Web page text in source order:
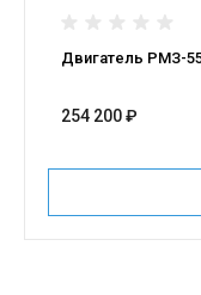
Двигатель РМЗ-
254 200 ₽